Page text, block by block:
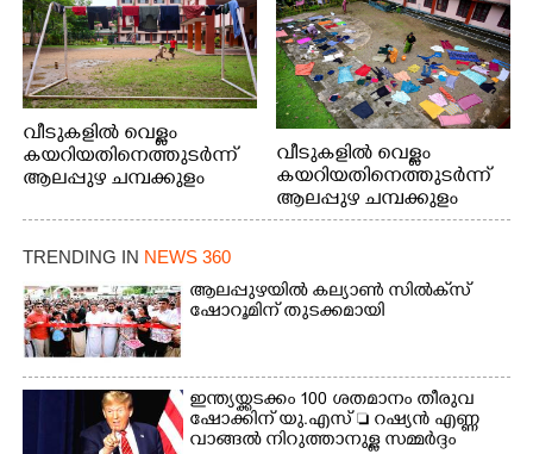
വീടുകളിൽ വെള്ളം
കയറിയതിനെത്തുടർന്ന്
ആലപ്പുഴ ചമ്പക്കുളം
പോരൂക്കര സെൻട്രൽ
സ്കൂളിലെ ദുരിതാശ്വാസ
ക്യാമ്പിലെത്തിയവർ
വസ്ത്രങ്ങൾ
ഉണക്കാനിട്ടിരിക്കുന്ന
ഗോൾപോസ്റ്റിന് മുന്നിൽ
ഫുട്ബോൾ കളികളിൽ
ഏർപ്പെട്ടിരിക്കുന്ന
വീടുകളിൽ വെള്ളം
കയറിയതിനെത്തുടർന്ന്
ആലപ്പുഴ ചമ്പക്കുളം
ഫാദർ തോമസ്
ക്യാമ്പിലെത്തിയവർ മഴ
മാറിനിന്ന ഇടവേളയിൽ
ഉണക്കാനിടുന്ന കാഴ്ച.
TRENDING IN NEWS 360
ആലപ്പുഴയിൽ കല്യാൺ സിൽക്‌സ്
ഷോറൂമിന് തുടക്കമായി
ഇന്ത്യയ്ക്കടക്കം 100 ശതമാനം തീരുവ
ഷോക്കിന് യു.എസ്  റഷ്യൻ എണ്ണ
വാങ്ങൽ നിറുത്താനുള്ള സമ്മർദ്ദം